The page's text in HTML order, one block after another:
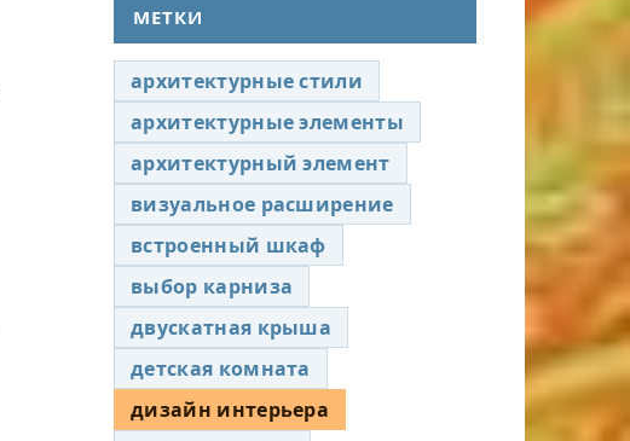
МЕТКИ
архитектурные стили
архитектурные элементы
архитектурный элемент
визуальное расширение
встроенный шкаф
выбор карниза
двускатная крыша
детская комната
дизайн интерьера